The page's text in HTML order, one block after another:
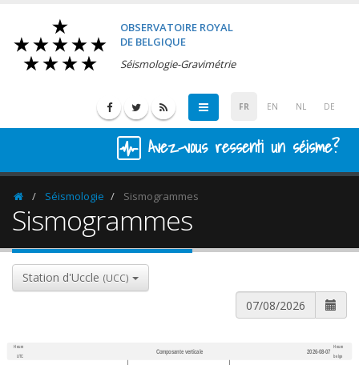
OBSERVATOIRE ROYAL
DE BELGIQUE
Séismologie-Gravimétrie
FR EN NL DE
Avez-vous ressenti un séisme?
HomepageSéismologie Sismogrammes
Sismogrammes
Station d'Uccle (UCC)
Heure
UTC
Composante verticale 2026-08-07
Heure
belge